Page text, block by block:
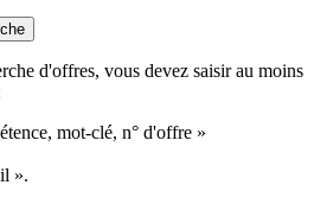
d'offres, vous devez saisir au moins
mot-clé, n° d'offre »
».